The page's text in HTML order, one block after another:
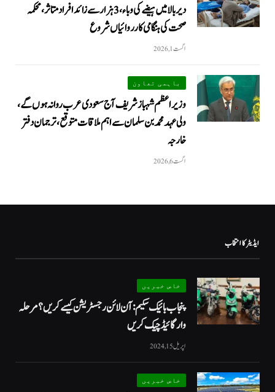
دیر بالا میں ہیضے کی وباء، 3 ہزار سے زائد افراد متاثر، محکمہ
صحت کی ہنگامی کارروائیاں شروع
اگست 1, 2026
باہمی تعاون
وزیراعظم شہباز شریف آج سعودی عرب روانہ ہوں گے،
ولی عہد محمد بن سلمان سے اہم ملاقات متوقع، ترجمان دفتر
خارجہ
اگست 6, 2026
ایڈیٹر کا انتخاب
خاص خبریں
پنجاب بائیک سکیم: آن لائن رجسٹریشن کیسے کریں؟ مرحلہ
وار گائیڈ چیک کریں
اپریل 15, 2024
خاص خبریں